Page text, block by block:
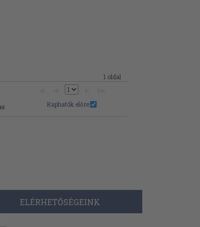
1 oldal
Kaphatók előre:
ELÉRHETŐSÉGEINK